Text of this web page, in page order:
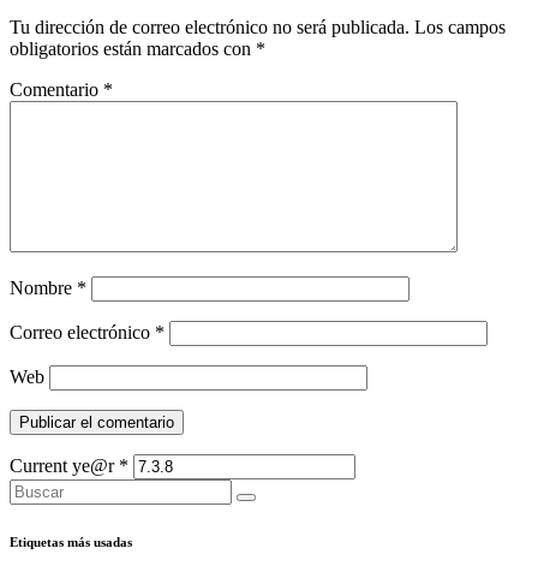
Tu dirección de correo electrónico no será publicada. Los campos
obligatorios están marcados con *
Comentario *
Nombre *
Correo electrónico *
Web
Current ye@r *
Etiquetas más usadas